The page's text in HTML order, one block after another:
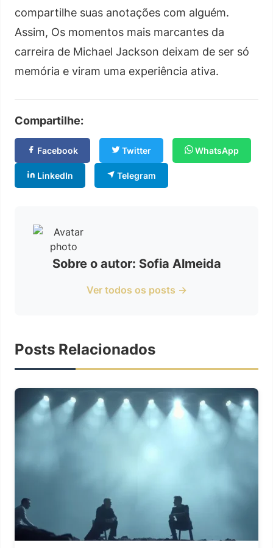
compartilhe suas anotações com alguém.
Assim, Os momentos mais marcantes da
carreira de Michael Jackson deixam de ser só
memória e viram uma experiência ativa.
Compartilhe:
Facebook Twitter WhatsApp
LinkedIn Telegram
Sobre o autor: Sofia Almeida
Ver todos os posts →
Posts Relacionados